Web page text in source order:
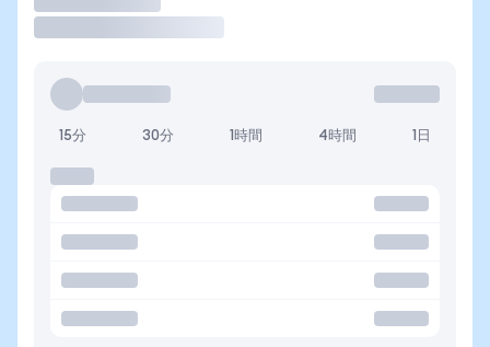
15分 30分 1時間 4時間 1日